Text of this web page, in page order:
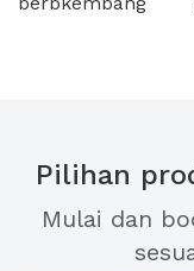
Pilihan
Mulai dan